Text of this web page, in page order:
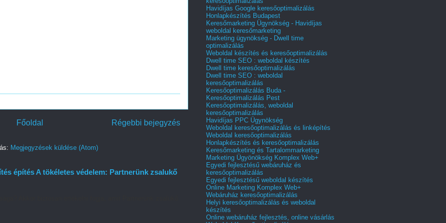
Régebbi bejegyzés
Főoldal
Megjegyzések küldése (Atom)
építés A tökéletes védelem: Partnerünk zsalukő
Havidíjas Google keresőoptimalizálás
Honlapkészítés Budapest
Keresőmarketing Ügynökség - Havidíjas
weboldal keresőmarketing
Marketing ügynökség - Dwell time
optimalizálás
Weboldal készítés és keresőoptimalizálás
Dwell time SEO : weboldal készítés
Dwell time keresőoptimalizálás
Dwell time SEO : weboldal
keresőoptimalizálás
Keresőoptimalizálás Buda -
Keresőoptimalizálás Pest
Keresőoptimalizálás, weboldal
keresőoptimalizálás
Havidíjas PPC Ügynökség
Weboldal keresőoptimalizálás és linképítés
Weboldal keresőoptimalizálás
Honlapkészítés és keresőoptimalizálás
Keresőmarketing és Tartalommarketing
Marketing Ügyönökség Komplex Web+
Egyedi fejlesztésű webáruház és
keresőoptimalizálás
Egyedi fejlesztésű weboldal készítés
Online Marketing Komplex Web+
Webáruház keresőoptimalizálás
Helyi keresőoptimalizálás és weboldal
készítés
Online webáruház fejlesztés, online vásárlás